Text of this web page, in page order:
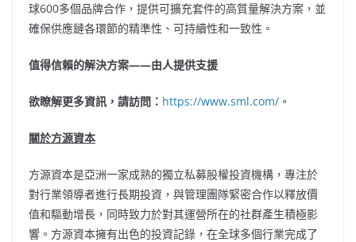
球600多個品牌合作，提供可擴充套件的高質量解決方案，並
確保供應鏈各環節的精準性、可持續性和一致性。
值得信賴的解決方案——由人提供支援
欲瞭解更多資訊，請訪問： https://www.sml.com/ 。
關於方源資本
方源資本是亞洲一家成熟的獨立私募股權投資機構，專注於
對行業領導者進行長期投資，與管理團隊緊密合作以釋放價
值和驅動增長，同時致力於對其運營所在的社群產生積極影
響。方源資本擁有出色的投資記錄，在全球多個行業完成了